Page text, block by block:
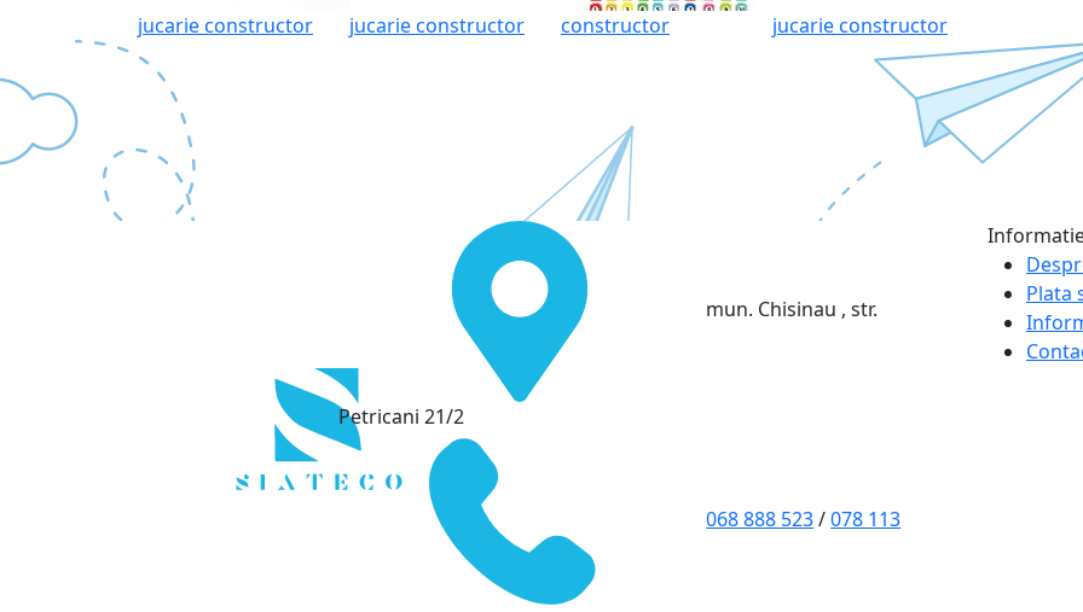
jucarie constructor jucarie constructor constructor jucarie constructor
mun. Chisinau , str.
Petricani 21/2
068 888 523/078 113
Plata